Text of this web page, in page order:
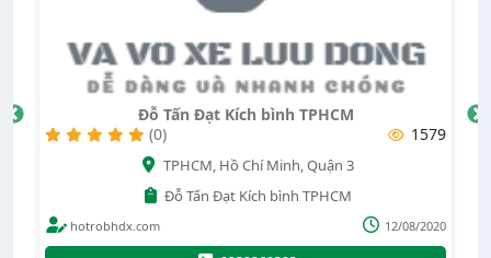
Kích bình TPHCM
Hồ Chí Minh, Quận 3
Đạt Kích bình TPHCM
Vũ Trần Gara khu
(0)
hotrobhdx.com